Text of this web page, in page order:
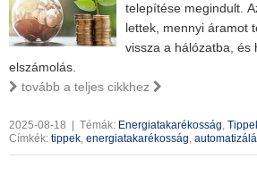
telepítése megindult.
lettek, mennyi áramot
vissza a hálózatba, és
elszámolás.
tovább a teljes cikkhez
2025-08-18 Témák: Energiatakarékosság,
Címkék: tippek, energiatakarékosság,